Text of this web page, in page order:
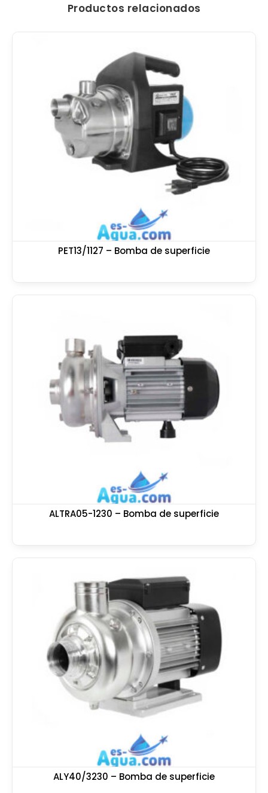
Productos relacionados
PET13/1127 – Bomba de superficie
ALTRA05-1230 – Bomba de superficie
ALY40/3230 – Bomba de superficie